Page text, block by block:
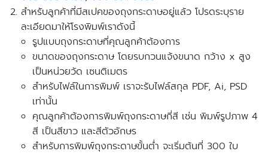
สำหรับลูกค้าที่มีสเปคของถุงกระดาษอยู่แล้ว โปรดระบุราย
ละเอียดมาให้โรงพิมพ์เราดังนี้
รูปแบบถุงกระดาษที่คุณลูกค้าต้องการ
ขนาดของถุงกระดาษ โดยรบกวนแจ้งขนาด กว้าง x สูง
เป็นหน่วยวัด เซนติเมตร
สำหรับไฟล์ในการพิมพ์ เราจะรับไฟล์สกุล PDF, Ai, PSD
เท่านั้น
คุณลูกค้าต้องการพิมพ์ถุงกระดาษกี่สี เช่น พิมพ์รูปภาพ 4
สี เป็นสีขาว และสีตัวอักษร
สำหรับการพิมพ์ถุงกระดาษขั้นต่ำ จะเริ่มต้นที่ 300 ใบ